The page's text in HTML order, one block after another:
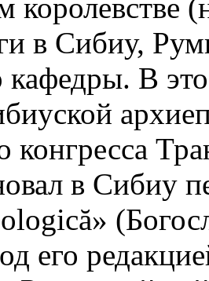
королевстве
в Сибиу,
кафедры. В
конгресса
в Сибиу
его